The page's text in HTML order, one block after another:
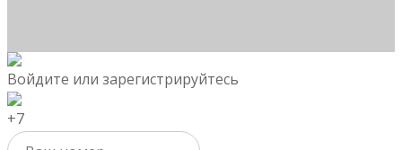
Войдите или зарегистрируйтесь
+7